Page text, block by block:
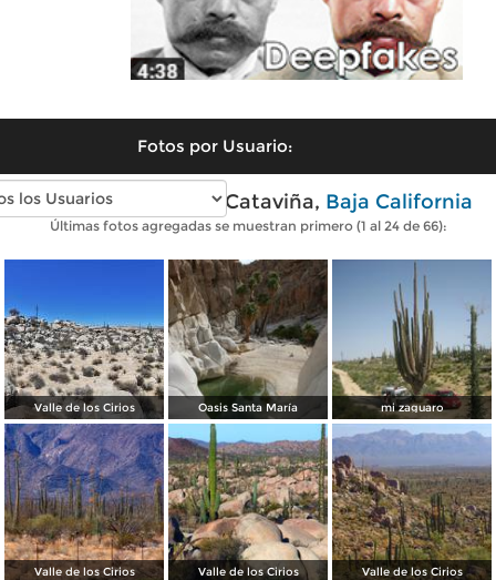
Fotos por Usuario:
Fotos modernas de Cataviña, Baja California
Últimas fotos agregadas se muestran primero (1 al 24 de 66):
Valle de los Cirios Oasis Santa María mi zaguaro
Valle de los Cirios Valle de los Cirios Valle de los Cirios